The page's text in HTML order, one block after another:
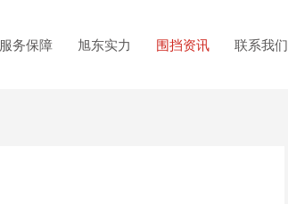
服务保障 旭东实力 围挡资讯 联系我们